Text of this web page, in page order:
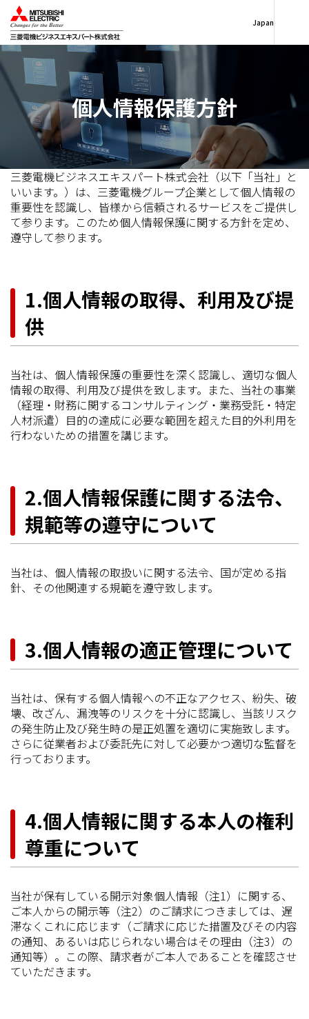
Japan
個人情報保護方針
三菱電機ビジネスエキスパート株式会社（以下「当社」と
いいます。）は、三菱電機グループ企業として個人情報の
重要性を認識し、皆様から信頼されるサービスをご提供し
て参ります。このため個人情報保護に関する方針を定め、
遵守して参ります。
1.個人情報の取得、利用及び提
供
当社は、個人情報保護の重要性を深く認識し、適切な個人
情報の取得、利用及び提供を致します。また、当社の事業
（経理・財務に関するコンサルティング・業務受託・特定
人材派遣）目的の達成に必要な範囲を超えた目的外利用を
行わないための措置を講じます。
2.個人情報保護に関する法令、
規範等の遵守について
当社は、個人情報の取扱いに関する法令、国が定める指
針、その他関連する規範を遵守致します。
3.個人情報の適正管理について
当社は、保有する個人情報への不正なアクセス、紛失、破
壊、改ざん、漏洩等のリスクを十分に認識し、当該リスク
の発生防止及び発生時の是正処置を適切に実施致します。
さらに従業者および委託先に対して必要かつ適切な監督を
行っております。
4.個人情報に関する本人の権利
尊重について
当社が保有している開示対象個人情報（注1）に関する、
ご本人からの開示等（注2）のご請求につきましては、遅
滞なくこれに応じます（ご請求に応じた措置及びその内容
の通知、あるいは応じられない場合はその理由（注3）の
通知等）。この際、請求者がご本人であることを確認させ
ていただきます。